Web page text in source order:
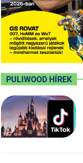
PULIWOOD HÍREK